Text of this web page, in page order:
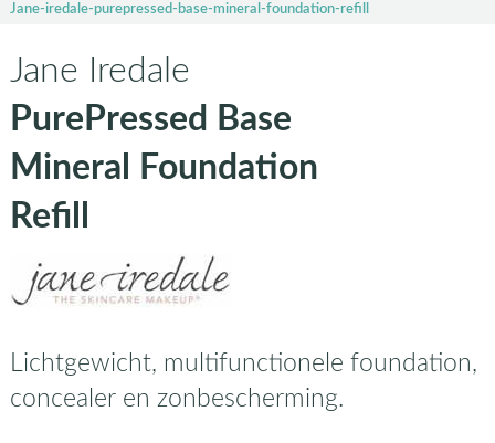
Jane-iredale-purepressed-base-mineral-foundation-refill
Jane Iredale
PurePressed Base
Mineral Foundation
Refill
Lichtgewicht, multifunctionele foundation,
concealer en zonbescherming.